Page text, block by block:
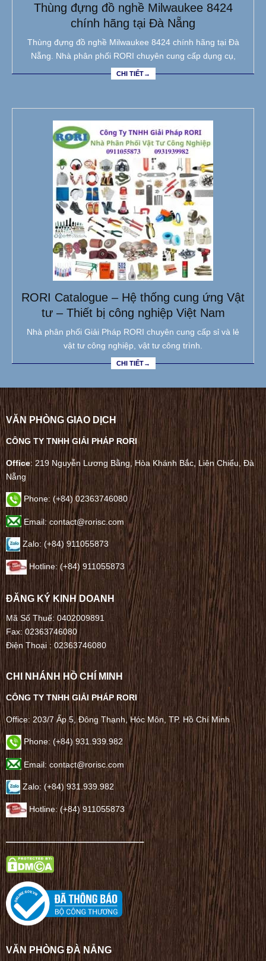
Thùng đựng đồ nghề Milwaukee 8424
chính hãng tại Đà Nẵng
Thùng đựng đồ nghề Milwaukee 8424 chính hãng tại Đà
Nẵng. Nhà phân phối RORI chuyên cung cấp dụng cụ,
CHI TIẾT→
RORI Catalogue – Hệ thống cung ứng Vật
tư – Thiết bị công nghiệp Việt Nam
Nhà phân phối Giải Pháp RORI chuyên cung cấp sỉ và lẻ
vật tư công nghiệp, vật tư công trình.
CHI TIẾT→
VĂN PHÒNG GIAO DỊCH
CÔNG TY TNHH GIẢI PHÁP RORI
Office: 219 Nguyễn Lương Bằng, Hòa Khánh Bắc, Liên Chiểu, Đà
Nẵng
Phone:(+84) 02363746080
Email: contact@rorisc.com
Zalo: (+84) 911055873
Hotline: (+84) 911055873
ĐĂNG KÝ KINH DOANH
Mã Số Thuế: 0402009891
Fax: 02363746080
Điện Thoại :02363746080
CHI NHÁNH HỒ CHÍ MINH
CÔNG TY TNHH GIẢI PHÁP RORI
Office: 203/7 Ấp 5, Đông Thạnh, Hóc Môn, TP. Hồ Chí Minh
Phone: (+84) 931.939.982
Email: contact@rorisc.com
Zalo: (+84) 931.939.982
Hotline: (+84) 911055873
——————————————–
VĂN PHÒNG ĐÀ NẴNG